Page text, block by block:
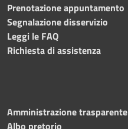
Prenotazione appuntamento
Segnalazione disservizio
Leggi le FAQ
Richiesta di assistenza
Amministrazione trasparente